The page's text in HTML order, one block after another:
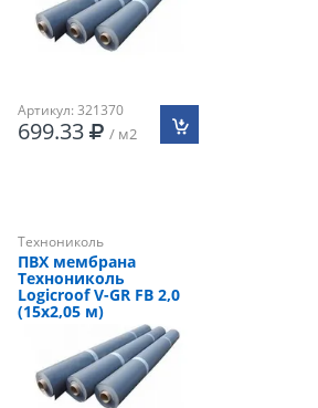
Артикул: 321370
699.33 / м2
Технониколь
ПВХ мембрана
Технониколь
Logicroof V-GR FB 2,0
(15х2,05 м)